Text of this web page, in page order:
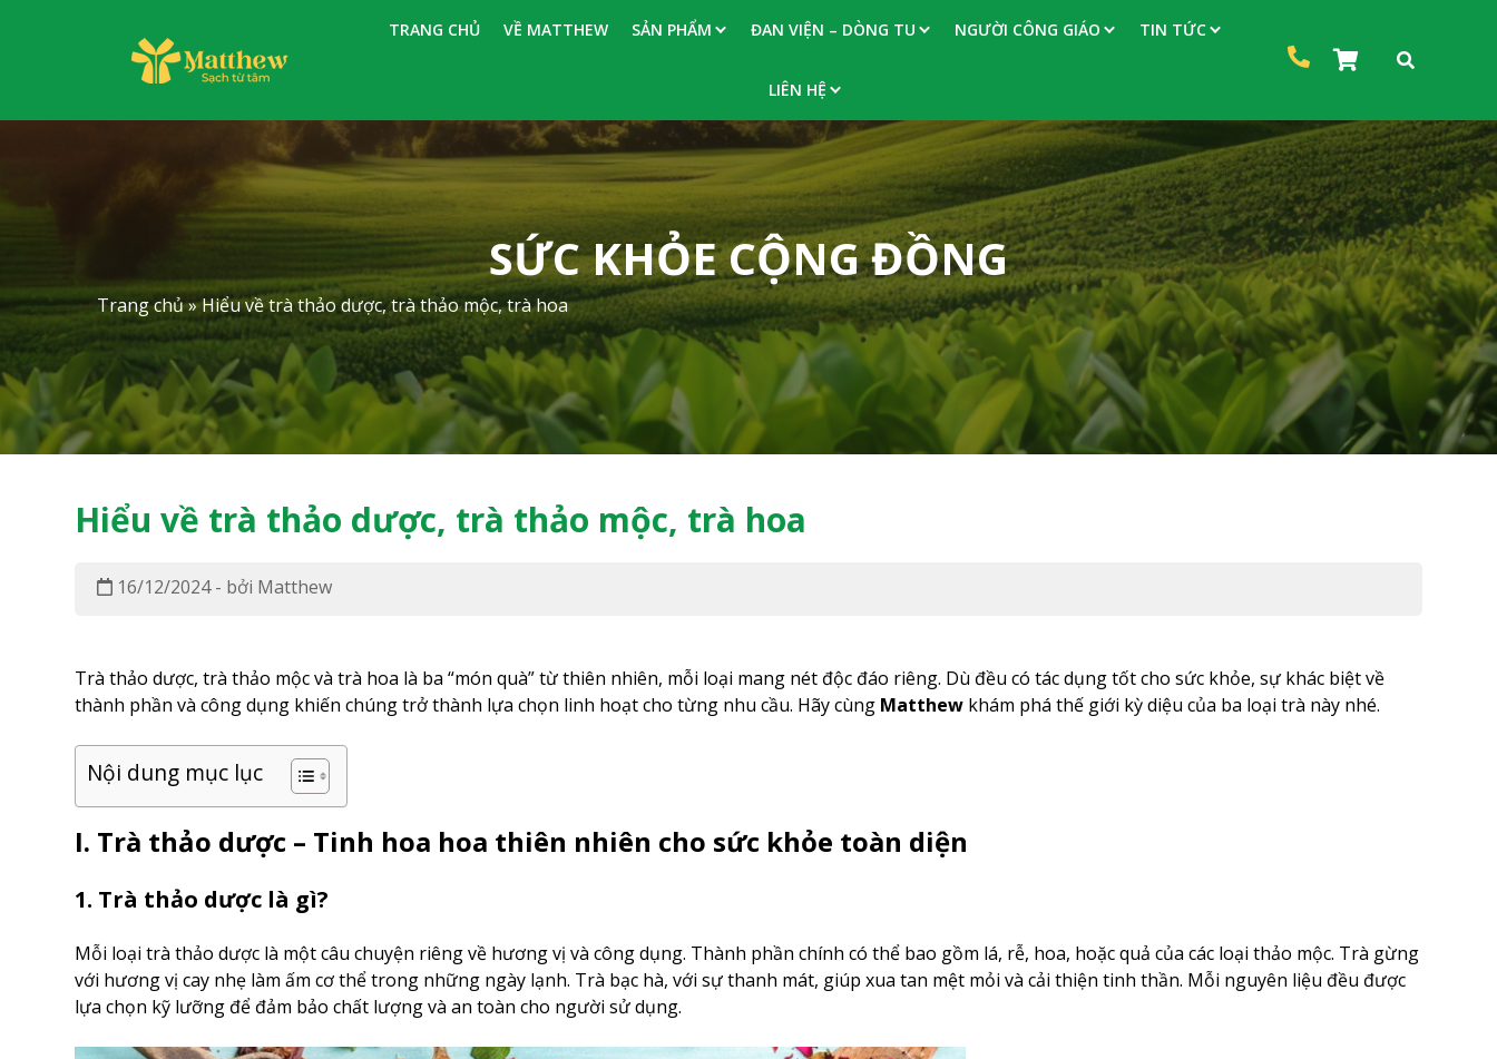
t
n
TRANG CHỦ VỀ MATTHEW SẢN PHẨM ĐAN VIỆN – DÒNG TU NGƯỜI CÔNG GIÁO TIN TỨC
LIÊN HỆ
SỨC KHỎE CỘNG ĐỒNG
Trang chủ»Hiểu về trà thảo dược, trà thảo mộc, trà hoa
Hiểu về trà thảo dược, trà thảo mộc, trà hoa
16/12/2024 - bởi Matthew
Trà thảo dược, trà thảo mộc và trà hoa là ba “món quà” từ thiên nhiên, mỗi loại mang nét độc đáo riêng. Dù đều có tác dụng tốt cho sức khỏe, sự khác biệt về
thành phần và công dụng khiến chúng trở thành lựa chọn linh hoạt cho từng nhu cầu. Hãy cùng Matthew khám phá thế giới kỳ diệu của ba loại trà này nhé.
Nội dung mục lục
I. Trà thảo dược – Tinh hoa hoa thiên nhiên cho sức khỏe toàn diện
1. Trà thảo dược là gì?
Mỗi loại trà thảo dược là một câu chuyện riêng về hương vị và công dụng. Thành phần chính có thể bao gồm lá, rễ, hoa, hoặc quả của các loại thảo mộc. Trà gừng
với hương vị cay nhẹ làm ấm cơ thể trong những ngày lạnh. Trà bạc hà, với sự thanh mát, giúp xua tan mệt mỏi và cải thiện tinh thần. Mỗi nguyên liệu đều được
lựa chọn kỹ lưỡng để đảm bảo chất lượng và an toàn cho người sử dụng.